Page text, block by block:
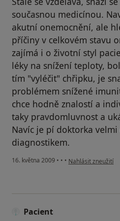
současnou medicínou.
akutní onemocnění, ale
příčiny v celkovém stavu
zajímá i o životní styl
léky na snížení teploty,
tím "vyléčit" chřipku, je
problémem snížené
chce hodně znalostí a
taky pravdomluvnost a
Navíc je pí doktorka
diagnostikem.
16. května 2009 • • • podle názoru
Nahlásit zneužití
Pacient